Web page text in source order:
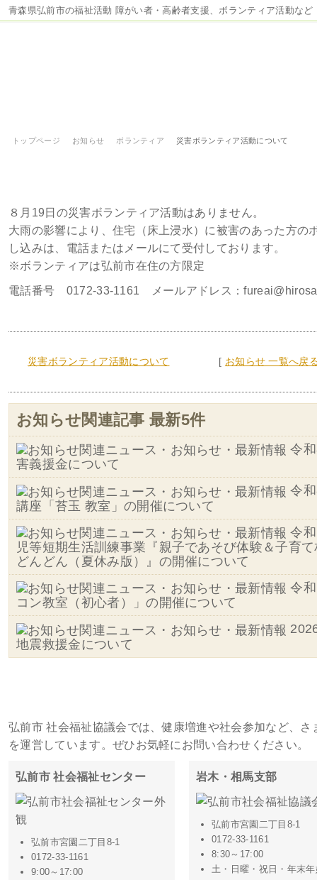
青森県弘前市の福祉活動 障がい者・高齢者支援、ボランティア活動など
トップページ お知らせ ボランティア 災害ボランティア活動について
８月19日の災害ボランティア活動はありません。
大雨の影響により、住宅（床上浸水）に被害のあった方の
し込みは、電話またはメールにて受付しております。
※ボランティアは弘前市在住の方限定
電話番号 0172-33-1161 メールアドレス：
災害ボランティア活動について [ お知らせ 一覧へ戻
お知らせ関連記事 最新5件
令
害義援金について
令
講座「苔玉 教室」の開催について
令
児等短期生活訓練事業『親子であそび体験＆子育
どんどん（夏休み版）』の開催について
令
コン教室（初心者）」の開催について
地震救援金について
弘前市 社会福祉協議会では、健康増進や社会参加など、
を運営しています。ぜひお気軽にお問い合わせください。
弘前市 社会福祉センター
弘前市宮園二丁目8-1
0172-33-1161
9:00～17:00
岩木・相馬支部
弘前市宮園二丁目8-1
0172-33-1161
8:30～17:00
土・日曜・祝日・年末